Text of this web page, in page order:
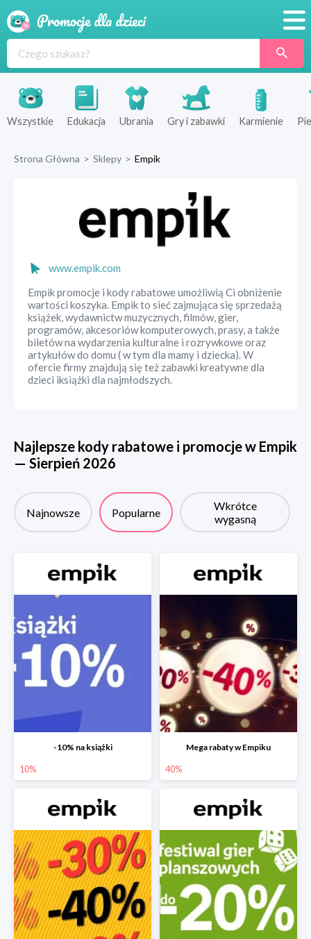
Produkty
Sklepy
Wszystkie Edukacja Ubrania Gry i zabawki Karmienie
Strona Główna > Sklepy > Empik
www.empik.com
Empik promocje i kody rabatowe umożliwią Ci obniżenie
wartości koszyka. Empik to sieć zajmująca się sprzedażą
książek, wydawnictw muzycznych, filmów, gier,
programów, akcesoriów komputerowych, prasy, a także
biletów na wydarzenia kulturalne i rozrywkowe oraz
artykułów do domu ( w tym dla mamy i dziecka). W
ofercie firmy znajdują się też zabawki kreatywne dla
dzieci iksiążki dla najmłodszych.
Najlepsze kody rabatowe i promocje w Empik
— Sierpień 2026
Najnowsze Popularne
Wkrótce
wygasną
-10% na książki
10%
Mega rabaty w Empiku
40%